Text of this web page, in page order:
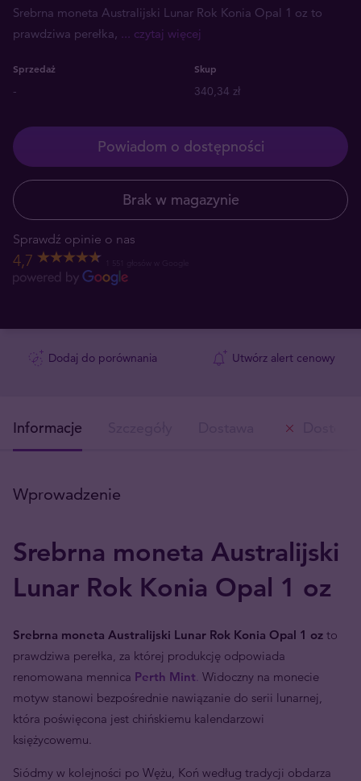
Srebrna moneta Australijski Lunar Rok Konia Opal 1 oz to
prawdziwa perełka, ... czytaj więcej
Sprzedaż Skup
- 340,34 zł
Powiadom o dostępności
Brak w magazynie
Sprawdź opinie o nas
4,7
Dodaj do porównania Utwórz alert cenowy
Informacje
Wprowadzenie
Srebrna moneta Australijski
Lunar Rok Konia Opal 1 oz
Srebrna moneta Australijski Lunar Rok Konia Opal 1 oz to
prawdziwa perełka, za której produkcję odpowiada
renomowana mennica Perth Mint. Widoczny na monecie
motyw stanowi bezpośrednie nawiązanie do serii lunarnej,
która poświęcona jest chińskiemu kalendarzowi
księżycowemu.
Siódmy w kolejności po Wężu, Koń według tradycji obdarza